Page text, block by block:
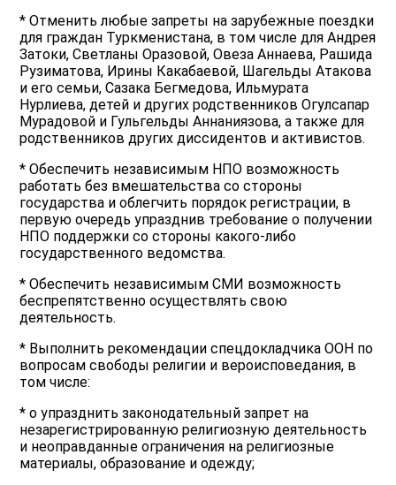
* Отменить любые запреты на зарубежные поездки
для граждан Туркменистана, в том числе для Андрея
Затоки, Светланы Оразовой, Овеза Аннаева, Рашида
Рузиматова, Ирины Какабаевой, Шагельды Атакова
и его семьи, Сазака Бегмедова, Ильмурата
Нурлиева, детей и других родственников Огулсапар
Мурадовой и Гульгельды Аннаниязова, а также для
родственников других диссидентов и активистов.
* Обеспечить независимым НПО возможность
работать без вмешательства со стороны
государства и облегчить порядок регистрации, в
первую очередь упразднив требование о получении
НПО поддержки со стороны какого-либо
государственного ведомства.
* Обеспечить независимым СМИ возможность
беспрепятственно осуществлять свою
деятельность.
* Выполнить рекомендации спецдокладчика ООН по
вопросам свободы религии и вероисповедания, в
том числе:
* o упразднить законодательный запрет на
незарегистрированную религиозную деятельность
и неоправданные ограничения на религиозные
материалы, образование и одежду;